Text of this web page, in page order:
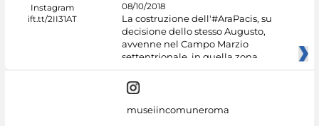
08/10/2018
La costruzione dell'#AraPacis, su
decisione dello stesso Augusto,
avvenne nel Campo Marzio
settentrionale, in quella zona
museiincomuneroma